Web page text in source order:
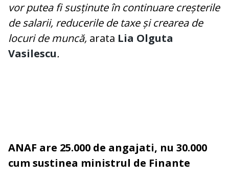
vor putea fi susținute în continuare creșterile
de salarii, reducerile de taxe și crearea de
locuri de muncă, arata Lia Olguta
Vasilescu.
ANAF are 25.000 de angajati, nu 30.000
cum sustinea ministrul de Finante